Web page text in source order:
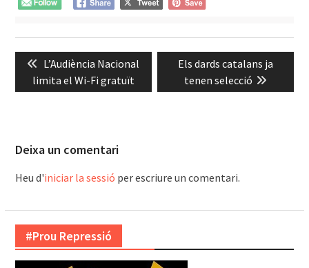
d'entrades
Previous
post:
L’Audiència Nacional
limita el Wi-Fi gratuït
Next
post:
Els dards catalans ja
tenen selecció
Deixa un comentari
Heu d'iniciar la sessió per escriure un comentari.
#Prou Repressió